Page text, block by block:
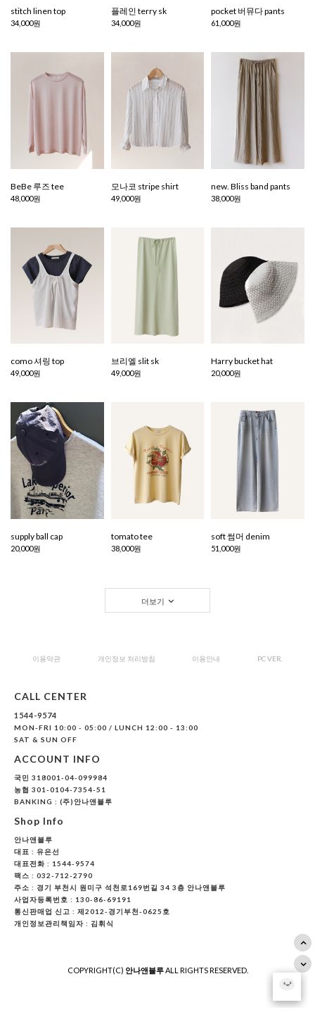
stitch linen top
34,000원
플레인 terry sk
34,000원
pocket 버뮤다 pants
61,000원
BeBe 루즈 tee
48,000원
모나코 stripe shirt
49,000원
new. Bliss band pants
38,000원
como 셔링 top
49,000원
브리엘 slit sk
49,000원
Harry bucket hat
20,000원
supply ball cap
20,000원
tomato tee
38,000원
soft 썸머 denim
51,000원
더보기
이용약관 개인정보 처리방침 이용안내 PC VER.
CALL CENTER
1544-9574
MON-FRI 10:00 - 05:00 / LUNCH 12:00 - 13:00
SAT & SUN OFF
ACCOUNT INFO
국민 318001-04-099984
농협 301-0104-7354-51
BANKING : (주)안나앤블루
Shop Info
안나앤블루
대표 : 유은선
대표전화 : 1544-9574
팩스 : 032-712-2790
주소 : 경기 부천시 원미구 석천로169번길 34 3층 안나앤블루
사업자등록번호 : 130-86-69191
통신판매업 신고 : 제2012-경기부천-0625호
개인정보관리책임자 : 김휘식
COPYRIGHT(C) 안나앤블루ALL RIGHTS RESERVED.